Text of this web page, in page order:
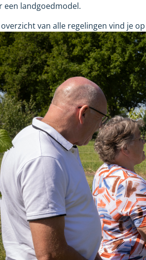
een landgoedmodel.
overzicht van alle regelingen vind je op